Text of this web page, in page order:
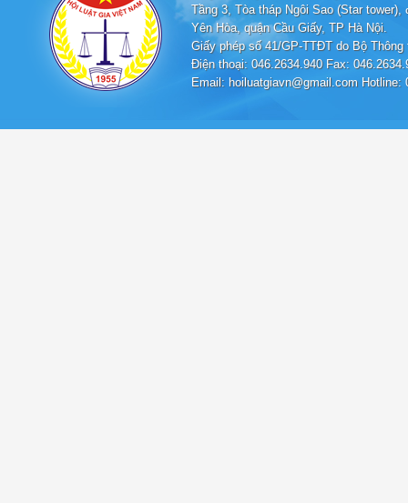
Tầng 3, Tòa tháp Ngôi Sao (Star
Yên Hòa, quận Cầu Giấy, TP Hà Nội.
Giấy phép số 41/GP-TTĐT do Bộ
Điện thoại: 046.2634.940 Fax:
Email: hoiluatgiavn@gmail.com Hotline: